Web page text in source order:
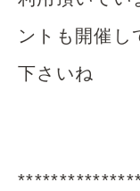
ントも開催し
下さいね